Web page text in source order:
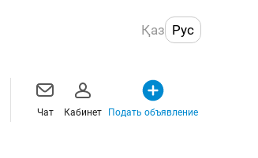
Қаз Рус
Чат Кабинет Подать объявление